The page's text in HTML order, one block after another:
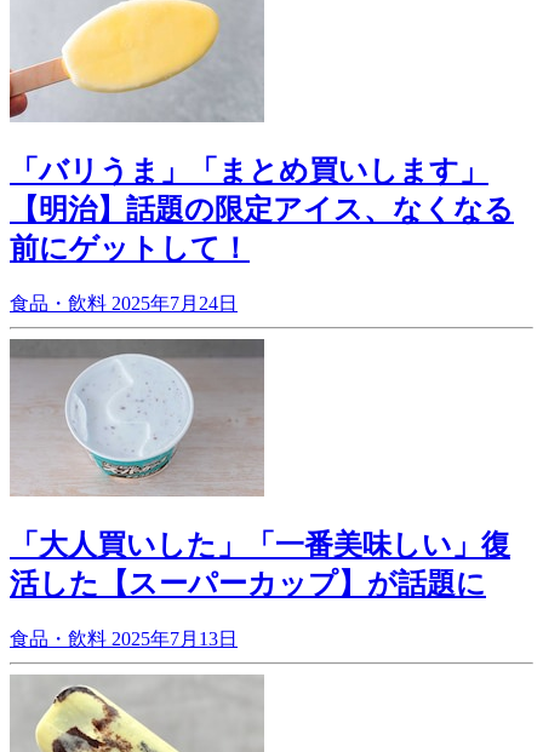
「バリうま」「まとめ買いします」
【明治】話題の限定アイス、なくなる
前にゲットして！
食品・飲料 2025年7月24日
「大人買いした」「一番美味しい」復
活した【スーパーカップ】が話題に
食品・飲料 2025年7月13日